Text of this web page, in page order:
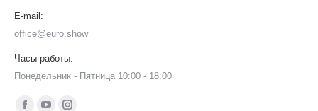
E-mail:
office@euro.show
Часы работы:
Понедельник - Пятница 10:00 - 18:00
Ищите нас: